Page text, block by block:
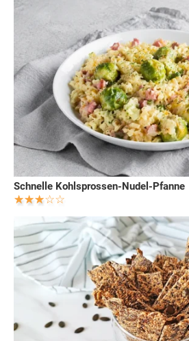
Schnelle Kohlsprossen-Nudel-Pfanne